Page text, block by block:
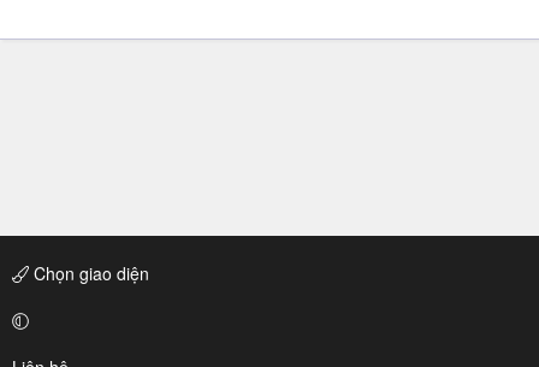
Chọn giao diện